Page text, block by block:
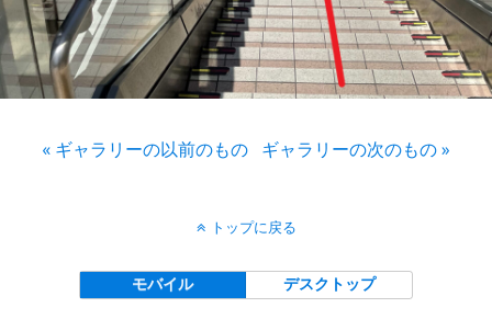
« ギャラリーの以前のもの ギャラリーの次のもの »
トップに戻る
モバイル デスクトップ